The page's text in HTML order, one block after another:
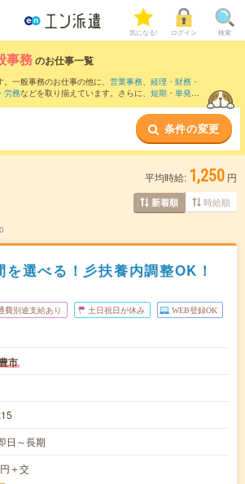
気になる! ログイン 検索
事務のお仕事一覧
一般事務のお仕事の他に、 営業事務、 経理・財務・
労務などを取り揃えています。さらに、 短期 ・ 単発な
条件の変更
平均時給: 1,250 円
新着順 時給順
選べる！彡扶養内調整OK！
費別途支給あり 土日祝日が休み WEB登録OK
市
日～長期
＋交